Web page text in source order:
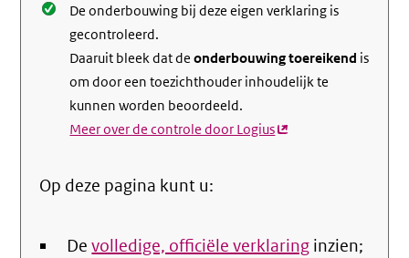
De onderbouwing bij deze eigen verklaring is
gecontroleerd.
Daaruit bleek dat deonderbouwing toereikend is
om door een toezichthouder inhoudelijk te
kunnen worden beoordeeld.
Meer over de controle door Logius(externe
Op deze pagina kunt u:
Devolledige, officiële verklaring inzien;